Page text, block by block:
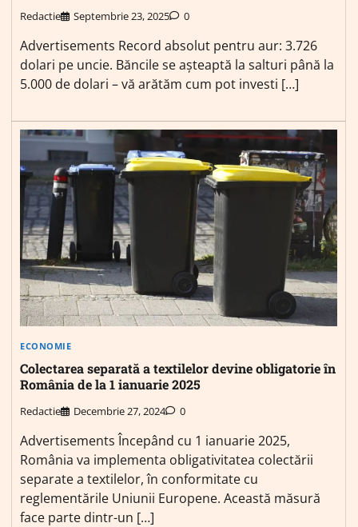
Redactie Septembrie 23, 2025 0
Advertisements Record absolut pentru aur: 3.726
dolari pe uncie. Băncile se așteaptă la salturi până la
5.000 de dolari – vă arătăm cum pot investi […]
ECONOMIE
Colectarea separată a textilelor devine obligatorie în
România de la 1 ianuarie 2025
Redactie Decembrie 27, 2024 0
Advertisements Începând cu 1 ianuarie 2025,
România va implementa obligativitatea colectării
separate a textilelor, în conformitate cu
reglementările Uniunii Europene. Această măsură
face parte dintr-un […]